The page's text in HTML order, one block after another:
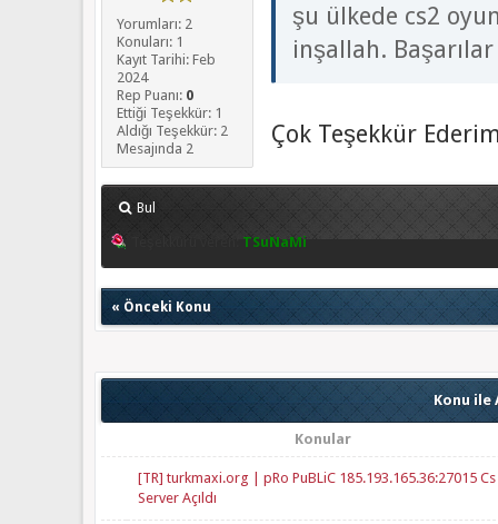
Yorumları: 2
Konuları: 1
Kayıt Tarihi: Feb
2024
Rep Puanı: 0
Ettiği Teşekkür: 1
Aldığı Teşekkür: 2
Mesajında 2
şu ülkede cs2
inşallah.
Çok Teşekkür
Bul
TSuNaMi
« Önceki Konu
Konu ile
Konular
[TR] turkmaxi.org | pRo PuBLiC 185.193.165.36:27015 Cs
Server Açıldı